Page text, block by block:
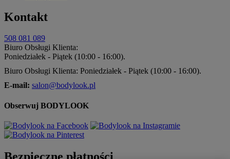
Kontakt
508 081 089
Biuro Obsługi Klienta:
Poniedziałek - Piątek (10:00 - 16:00).
Biuro Obsługi Klienta: Poniedziałek - Piątek (10:00 - 16:00).
E-mail: salon@bodylook.pl
Obserwuj BODYLOOK